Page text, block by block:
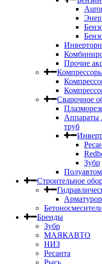
Прочие
Сварочное
Аппараты
труб
Зубр
Строительное
Бренды
Зубр
МАЯКАВТО
НИЗ
Ресанта
Рысь